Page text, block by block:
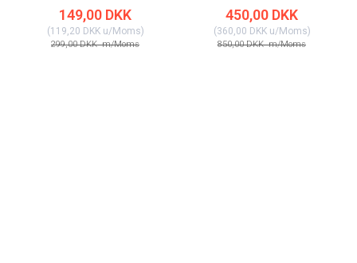
149,00 DKK
(119,20 DKKu/Moms)
299,00 DKKm/Moms
450,00 DKK
(360,00 DKKu/Moms)
850,00 DKKm/Moms